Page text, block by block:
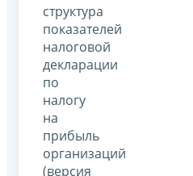
структура
показателей
налоговой
декларации
по
налогу
на
прибыль
организаций
(версия